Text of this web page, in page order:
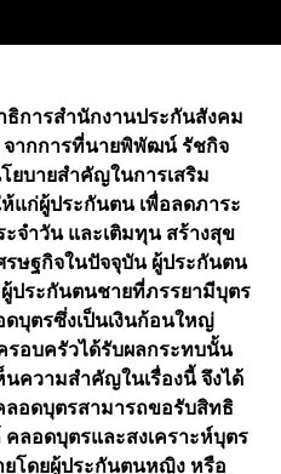
การสำนักงานประกันสังคม
จากการที่นายพิพัฒน์ รัชกิจ
ยบายสำคัญในการเสริม
แก่ผู้ประกันตน เพื่อลดภาระ
จำวัน และเติมทุน สร้างสุข
รษฐกิจในปัจจุบัน ผู้ประกันตน
ประกันตนชายที่ภรรยามีบุตร
ดบุตรซึ่งเป็นเงินก้อนใหญ่
รอบครัวได้รับผลกระทบนั้น
นความสำคัญในเรื่องนี้ จึงได้
อดบุตรสามารถขอรับสิทธิ
ลอดบุตรและสงเคราะห์บุตร
ยโดยผู้ประกันตนหญิง หรือ